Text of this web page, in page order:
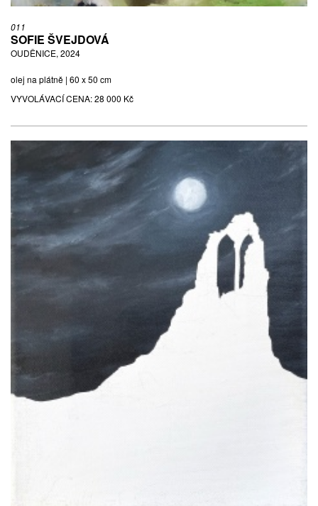
011
SOFIE ŠVEJDOVÁ
OUDĚNICE, 2024
olej na plátně | 60 x 50 cm
VYVOLÁVACÍ CENA:28 000 Kč